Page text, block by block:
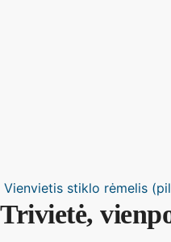
Vienvietis stiklo rėmelis
Trivietė,